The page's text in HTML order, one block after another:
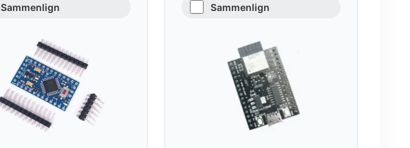
Sammenlign Sammenlign